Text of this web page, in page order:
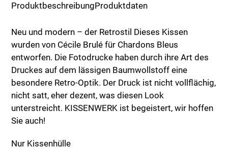
ProduktbeschreibungProduktdaten
Neu und modern – der Retrostil Dieses Kissen
wurden von Cécile Brulé für Chardons Bleus
entworfen. Die Fotodrucke haben durch ihre Art des
Druckes auf dem lässigen Baumwollstoff eine
besondere Retro-Optik. Der Druck ist nicht vollflächig,
nicht satt, eher dezent, was diesen Look
unterstreicht. KISSENWERK ist begeistert, wir hoffen
Sie auch!
Nur Kissenhülle